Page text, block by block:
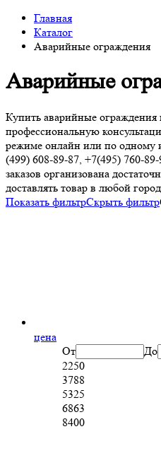
Главная
Каталог
Аварийные ограждения
Аварийные
Купить аварийные ограждения
профессиональную
режиме онлайн или по одному
(499) 608-89-87, +7(495) 760-
заказов организована
доставлять товар в любой
Показать фильтрСкрыть фильтр
цена
От
До
2250
3788
5325
6863
8400